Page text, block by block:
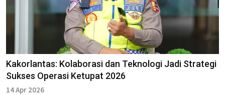
Kakorlantas: Kolaborasi dan Teknologi Jadi Strategi
Sukses Operasi Ketupat 2026
14 Apr 2026